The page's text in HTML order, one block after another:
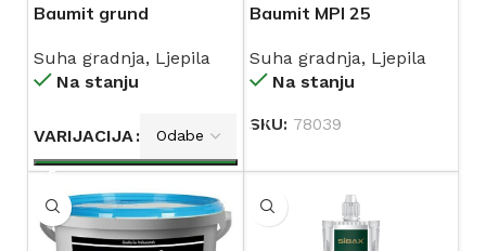
Baumit grund
Suha gradnja, Ljepila
Na stanju
VARIJACIJA
Baumit MPI 25
Suha gradnja, Ljepila
Na stanju
SKU: 78039